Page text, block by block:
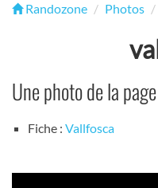
Randozone Photos
Une photo de la
Fiche : Vallfosca